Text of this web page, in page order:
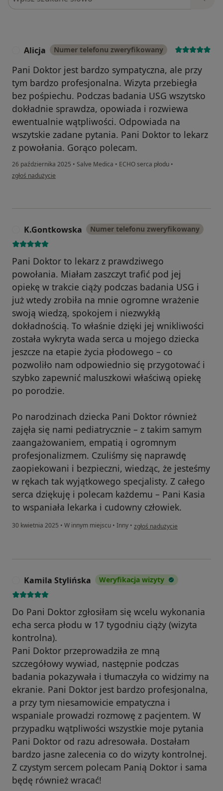
Alicja Numer telefonu zweryfikowany
Pani Doktor jest bardzo sympatyczna, ale przy
tym bardzo profesjonalna. Wizyta przebiegła
bez pośpiechu. Podczas badania USG wszytsko
dokładnie sprawdza, opowiada i rozwiewa
ewentualnie wątpliwości. Odpowiada na
wszytskie zadane pytania. Pani Doktor to lekarz
z powołania. Gorąco polecam.
26 października 2025 • Salve Medica • ECHO serca płodu •
w opinii użytkownika Alicja
zgłoś nadużycie
K.Gontkowska Numer telefonu zweryfikowany
Pani Doktor to lekarz z prawdziwego
powołania. Miałam zaszczyt trafić pod jej
opiekę w trakcie ciąży podczas badania USG i
już wtedy zrobiła na mnie ogromne wrażenie
swoją wiedzą, spokojem i niezwykłą
dokładnością. To właśnie dzięki jej wnikliwości
została wykryta wada serca u mojego dziecka
jeszcze na etapie życia płodowego – co
pozwoliło nam odpowiednio się przygotować i
szybko zapewnić maluszkowi właściwą opiekę
po porodzie.
Po narodzinach dziecka Pani Doktor również
zajęła się nami pediatrycznie – z takim samym
zaangażowaniem, empatią i ogromnym
profesjonalizmem. Czuliśmy się naprawdę
zaopiekowani i bezpieczni, wiedząc, że jesteśmy
w rękach tak wyjątkowego specjalisty. Z całego
serca dziękuję i polecam każdemu – Pani Kasia
to wspaniała lekarka i cudowny człowiek.
30 kwietnia 2025 • W innym miejscu • Inny • w opinii użytkownika
zgłoś nadużycie
Kamila Stylińska Weryfikacja wizyty
Do Pani Doktor zgłosiłam się wcelu wykonania
echa serca płodu w 17 tygodniu ciąży (wizyta
kontrolna).
Pani Doktor przeprowadziła ze mną
szczegółowy wywiad, następnie podczas
badania pokazywała i tłumaczyła co widzimy na
ekranie. Pani Doktor jest bardzo profesjonalna,
a przy tym niesamowicie empatyczna i
wspaniale prowadzi rozmowę z pacjentem. W
przypadku wątpliwości wszystkie moje pytania
Pani Doktor od razu adresowała. Dostałam
bardzo jasne zalecenia co do wizyty kontrolnej.
Z czystym sercem polecam Panią Doktor i sama
będę również wracać!